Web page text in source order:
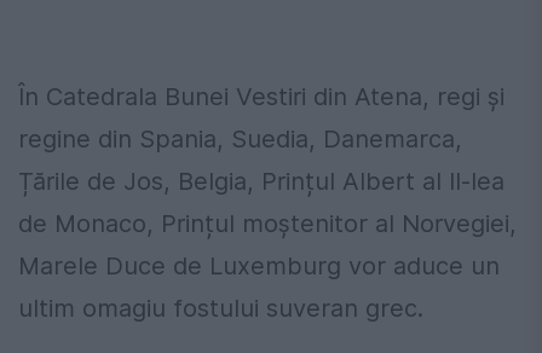
În Catedrala Bunei Vestiri din Atena, regi și
regine din Spania, Suedia, Danemarca,
Țările de Jos, Belgia, Prințul Albert al II-lea
de Monaco, Prințul moștenitor al Norvegiei,
Marele Duce de Luxemburg vor aduce un
ultim omagiu fostului suveran grec.